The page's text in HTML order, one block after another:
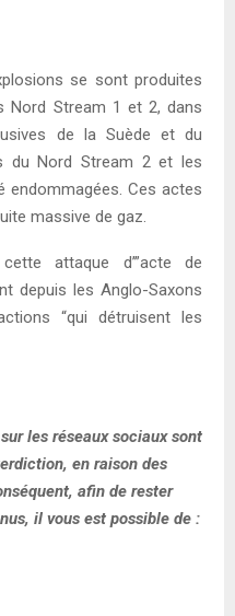
se sont produites
Nord Stream 1 et 2, dans
de la Suède et du
du Nord Stream 2 et les
endommagées. Ces actes
massive de gaz.
attaque d’”acte de
depuis les Anglo-Saxons
“qui détruisent les
les réseaux sociaux sont
en raison des
afin de rester
il vous est possible de :